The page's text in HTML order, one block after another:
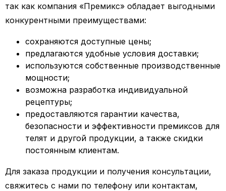
так как компания «Премикс» обладает выгодными
конкурентными преимуществами:
сохраняются доступные цены;
предлагаются удобные условия доставки;
используются собственные производственные
мощности;
возможна разработка индивидуальной
рецептуры;
предоставляются гарантии качества,
безопасности и эффективности премиксов для
телят и другой продукции, а также скидки
постоянным клиентам.
Для заказа продукции и получения консультации,
свяжитесь с нами по телефону или контактам,